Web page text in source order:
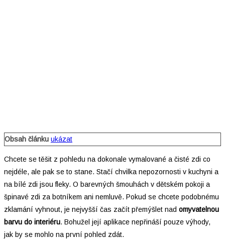
Obsah článku ukázat
Chcete se těšit z pohledu na dokonale vymalované a čisté zdi co
nejdéle, ale pak se to stane. Stačí chvilka nepozornosti v kuchyni a
na bílé zdi jsou fleky. O barevných šmouhách v dětském pokoji a
špinavé zdi za botníkem ani nemluvě. Pokud se chcete podobnému
zklamání vyhnout, je nejvyšší čas začít přemýšlet nad omyvatelnou
barvu do interiéru. Bohužel její aplikace nepřináší pouze výhody,
jak by se mohlo na první pohled zdát.